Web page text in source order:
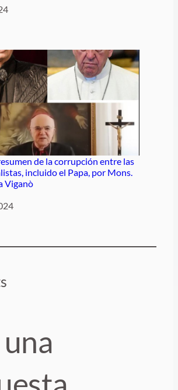
de la corrupción entre las
incluido el Papa, por Mons.
Viganò